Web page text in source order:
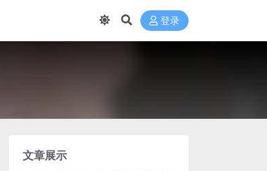
登录
文章展示